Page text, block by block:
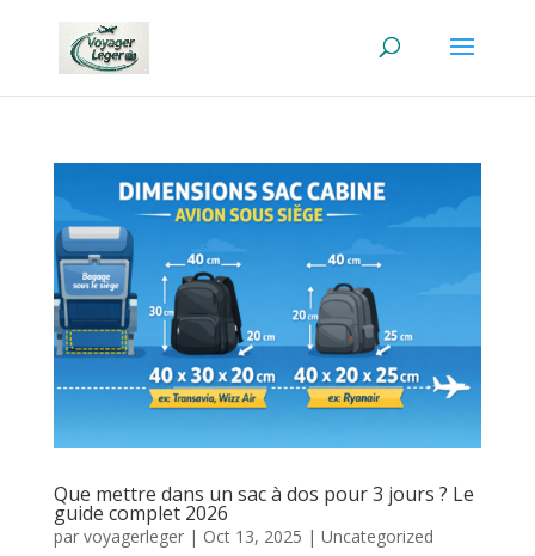
Que mettre dans un sac à dos pour 3 jours ? Le
guide complet 2026
par voyagerleger| Oct 13, 2025 | Uncategorized